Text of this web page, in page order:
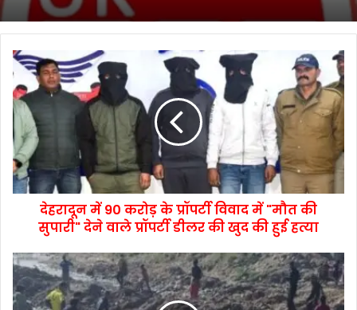
देहरादून में 90 करोड़ के प्रॉपर्टी विवाद में "मौत की
सुपारी" देने वाले प्रॉपर्टी डीलर की खुद की हुई हत्या